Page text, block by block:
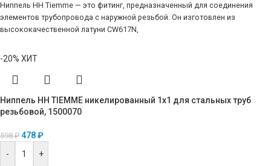
Ниппель HH Tiemme — это фитинг, предназначенный для соединения
элементов трубопровода с наружной резьбой. Он изготовлен из
высококачественной латуни CW617N,
-20% ХИТ
Ниппель HH TIEMME никелированный 1х1 для стальных труб
резьбовой, 1500070
598₽ 478₽
-
+